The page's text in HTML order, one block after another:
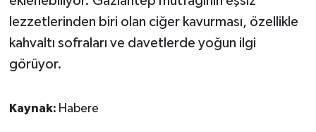
lezzetlerinden biri olan ciğer kavurması, özellikle
kahvaltı sofraları ve davetlerde yoğun ilgi
görüyor.
Kaynak: Habere